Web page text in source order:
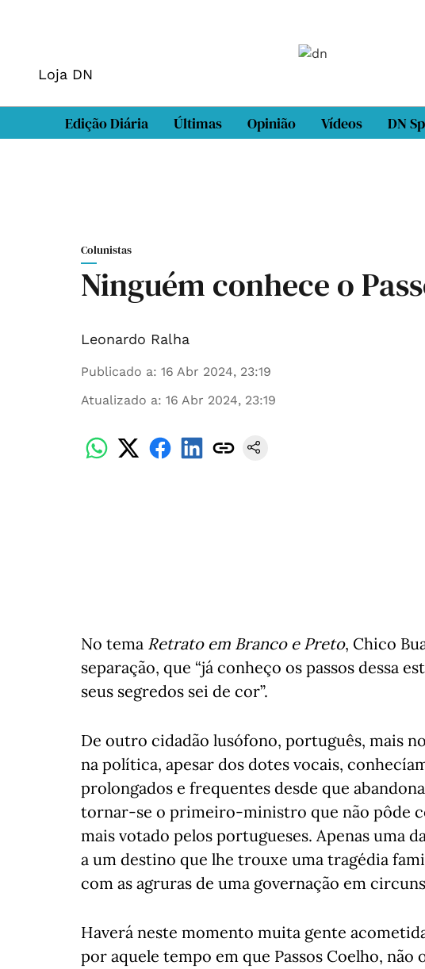
Loja DN
Edição Diária Últimas Opinião Vídeos DN
Colunistas
Ninguém conhece o
Leonardo Ralha
Publicado a: 16 Abr 2024, 23:19
Atualizado a: 16 Abr 2024, 23:19
No tema Retrato em Branco e Preto, Chico
separação, que “já conheço os passos dessa
seus segredos sei de cor”.
De outro cidadão lusófono, português, mais
na política, apesar dos dotes vocais,
prolongados e frequentes desde que
tornar-se o primeiro-ministro que não pôde
mais votado pelos portugueses. Apenas uma
a um destino que lhe trouxe uma tragédia
com as agruras de uma governação em
Haverá neste momento muita gente
por aquele tempo em que Passos Coelho,